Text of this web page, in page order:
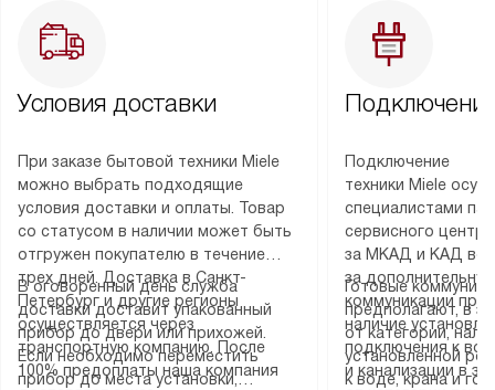
Условия доставки
При заказе бытовой техники Miele
можно выбрать подходящие
условия доставки и оплаты. Товар
со статусом в наличии может быть
отгружен покупателю в течение
трех дней. Доставка в Санкт-
Петербург и другие регионы
осуществляется через
транспортную компанию. После
100% предоплаты наша компания
В оговоренный день служба
доставки доставит упакованный
прибор до двери или прихожей.
Если необходимо переместить
прибор до места установки,
Подключение
техники Miele
специалистами
сервисного
за МКАД и КАД
за
коммуникации
наличие
подключения к
и канализации в
Готовые
предполагают, в
от категории,
установленной
к воде, крана и